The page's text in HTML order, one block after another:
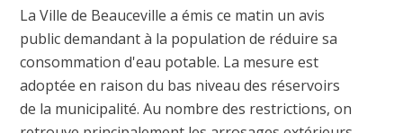
La Ville de Beauceville a émis ce matin un avis
public demandant à la population de réduire sa
consommation d'eau potable. La mesure est
adoptée en raison du bas niveau des réservoirs
de la municipalité. Au nombre des restrictions, on